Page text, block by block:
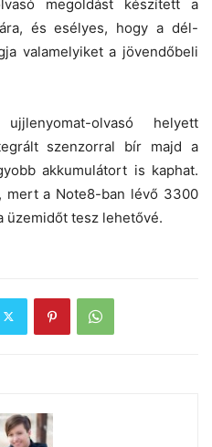
megoldást készített a
és esélyes, hogy a dél-
valamelyiket a jövendőbeli
olvasó helyett
szenzorral bír majd a
akkumulátort is kaphat.
mert a Note8-ban lévő 3300
üzemidőt tesz lehetővé.